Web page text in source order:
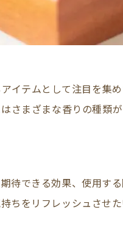
（海外）
近畿
アロマキャンドル（海
外メーカー）
アロマキャンドル
オンラインレッスン有
さまざまな香りの種類
ちをリフレッシュさせ